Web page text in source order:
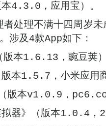
本4.3.0，应用宝）。
者处理不满十四周岁
涉及4款App如下：
版本1.6.13，豌豆荚
版本1.5.7，小米应用
（版本v1.0.9，
拟器》（版本1.0.4，